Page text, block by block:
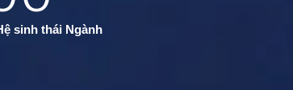
sinh thái Ngành